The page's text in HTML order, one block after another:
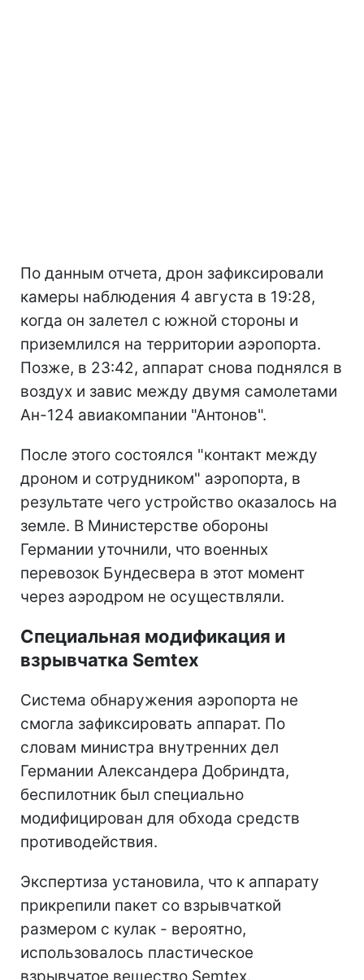
По данным отчета, дрон зафиксировали
камеры наблюдения 4 августа в 19:28,
когда он залетел с южной стороны и
приземлился на территории аэропорта.
Позже, в 23:42, аппарат снова поднялся в
воздух и завис между двумя самолетами
Ан-124 авиакомпании "Антонов".
После этого состоялся "контакт между
дроном и сотрудником" аэропорта, в
результате чего устройство оказалось на
земле. В Министерстве обороны
Германии уточнили, что военных
перевозок Бундесвера в этот момент
через аэродром не осуществляли.
Специальная модификация и
взрывчатка Semtex
Система обнаружения аэропорта не
смогла зафиксировать аппарат. По
словам министра внутренних дел
Германии Александера Добриндта,
беспилотник был специально
модифицирован для обхода средств
противодействия.
Экспертиза установила, что к аппарату
прикрепили пакет со взрывчаткой
размером с кулак - вероятно,
использовалось пластическое
взрывчатое вещество Semtex.